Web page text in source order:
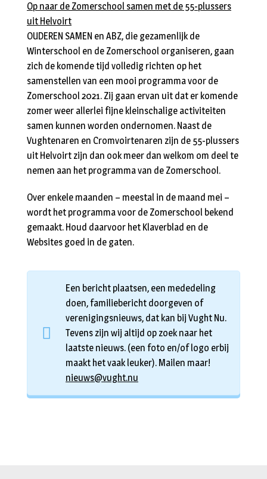
Op naar de Zomerschool samen met de 55-plussers
uit Helvoirt
OUDEREN SAMEN en ABZ, die gezamenlijk de
Winterschool en de Zomerschool organiseren, gaan
zich de komende tijd volledig richten op het
samenstellen van een mooi programma voor de
Zomerschool 2021. Zij gaan ervan uit dat er komende
zomer weer allerlei fijne kleinschalige activiteiten
samen kunnen worden ondernomen. Naast de
Vughtenaren en Cromvoirtenaren zijn de 55-plussers
uit Helvoirt zijn dan ook meer dan welkom om deel te
nemen aan het programma van de Zomerschool.
Over enkele maanden – meestal in de maand mei –
wordt het programma voor de Zomerschool bekend
gemaakt. Houd daarvoor het Klaverblad en de
Websites goed in de gaten.
Een bericht plaatsen, een mededeling
doen, familiebericht doorgeven of
verenigingsnieuws, dat kan bij Vught Nu.
Tevens zijn wij altijd op zoek naar het
laatste nieuws. (een foto en/of logo erbij
maakt het vaak leuker). Mailen maar!
nieuws@vught.nu